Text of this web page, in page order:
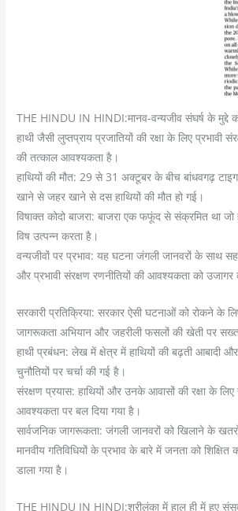
THE HINDU IN HINDI:मानव-वन्यजीव संघर्ष के मुद्दे
हाथी जैसी लुप्तप्राय प्रजातियों की रक्षा के लिए प्रभावी
की तत्काल आवश्यकता है।
हाथियों की मौत: 29 से 31 अक्टूबर के बीच बांधवगढ़ टाइगर
खाने से जहर खाने से दस हाथियों की मौत हो गई।
विषाक्त कोदो बाजरा: बाजरा एक फफूंद से संक्रमित था जो
विष उत्पन्न करता है।
वन्यजीवों पर प्रभाव: यह घटना जंगली जानवरों के साथ
और प्रभावी संरक्षण रणनीतियों की आवश्यकता को उजागर
सरकारी प्रतिक्रिया: सरकार ऐसी घटनाओं को रोकने के
जागरूकता अभियान और जहरीली फसलों की खेती पर
हाथी प्रबंधन: लेख में क्षेत्र में हाथियों की बढ़ती आबादी
चुनौतियों पर चर्चा की गई है।
संरक्षण प्रयास: हाथियों और उनके आवासों की रक्षा के लिए
आवश्यकता पर बल दिया गया है।
सार्वजनिक जागरूकता: जंगली जानवरों को खिलाने के
मानवीय गतिविधियों के प्रभाव के बारे में जनता को
डाला गया है।
THE HINDU IN HINDI:श्रीलंका में हाल ही में हुए